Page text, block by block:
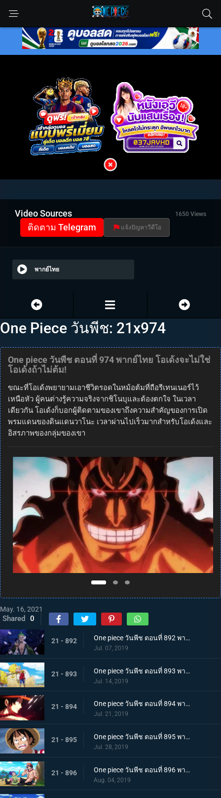
Video Sources 1650 Views
ติดตาม Telegram แจ้งปัญหาวีดีโอ
พากย์ไทย
One Piece วันพีช: 21x974
One piece วันพีช ตอนที่ 974 พากย์ไทย โอเด้งจะไม่ใช่
โอเด้งถ้าไม่ต้ม!
ขณะที่โอเด้งพยายามเอาชีวิตรอดในหม้อต้มที่ถือรีเทนเนอร์ไว้
เหนือหัว ผู้คนต่างรู้ความจริงจากชิโนบุและต้องตกใจ ในเวลา
เดียวกัน โอเด้งก็บอกผู้ติดตามของเขาถึงความสำคัญของการเปิด
พรมแดนของดินแดนวาโนะ เวลาผ่านไปเร็วมากสำหรับโอเด้งและ
อิสรภาพของกลุ่มของเขา
May. 16, 2021
Shared 0
21 - 892 One piece วันพีช ตอนที่ 892 พากย์ไทย แคว้นวาโนะคุนิ! สู่แคว้นแห่งซามูไร
Jul. 07, 2019
21 - 893 One piece วันพีช ตอนที่ 893 พากย์ไทย โอทามะปรากฏตัว ลูฟี่ vs ทหารไคโด!
Jul. 14, 2019
21 - 894 One piece วันพีช ตอนที่ 894 พากย์ไทย จะต้องมาแน่ๆ ตำนานเอสที่แคว้นวาโนะ!
Jul. 21, 2019
21 - 895 One piece วันพีช ตอนที่ 895 พากย์ไทย ตอนพิเศษ! นักล่าค่าหัวสุดแกร่ง ซีดอล
Jul. 28, 2019
21 - 896 One piece วันพีช ตอนที่ 896 พากย์ไทย ตอนพิเศษ! ศึกตัดสินระหว่างลูฟี่และเจ้าแห่งแก๊ส
Aug. 04, 2019